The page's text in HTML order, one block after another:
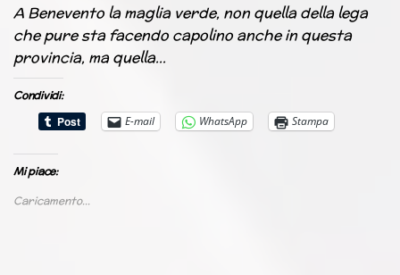
A Benevento la maglia verde, non quella della lega
che pure sta facendo capolino anche in questa
provincia, ma quella…
Condividi:
E-mail
WhatsApp Stampa
Mi piace:
Caricamento...